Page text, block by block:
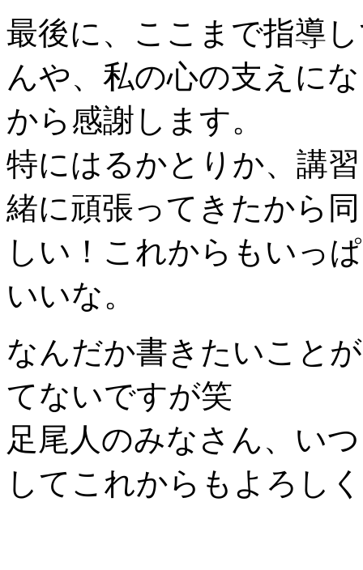
最後に、ここまで指導
んや、私の心の支えに
から感謝します。
特にはるかとりか、講
緒に頑張ってきたから
しい！これからもいっ
いいな。
なんだか書きたいこと
てないですが笑
足尾人のみなさん、い
してこれからもよろし